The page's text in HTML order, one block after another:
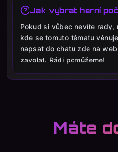
Jak vybrat herní
Pokud si vůbec nevíte rady,
kde se tomuto tématu
napsat do chatu zde na
zavolat. Rádi pomůžeme!
Máte